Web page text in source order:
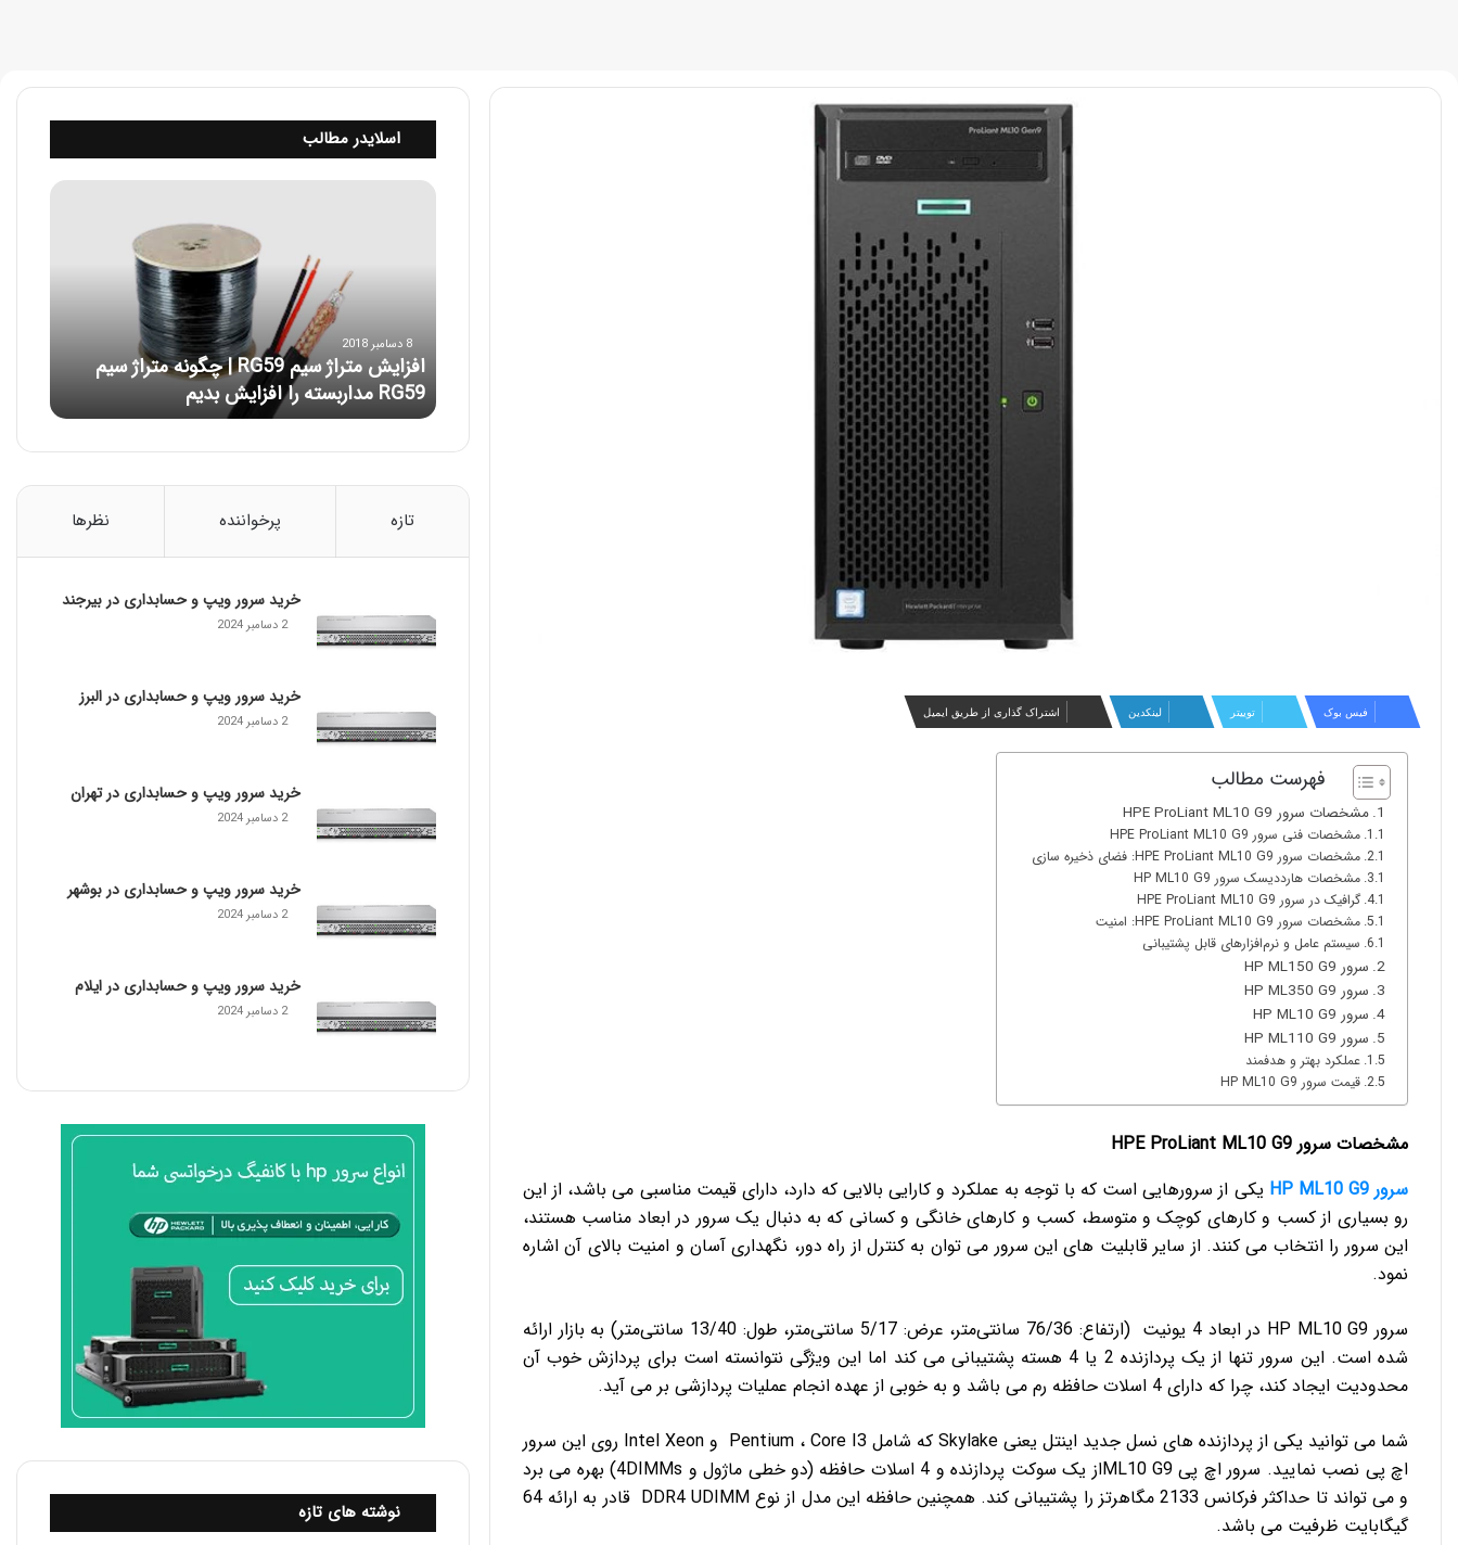
فیس بوک توییتر لینکدین اشتراک گذاری از طریق ایمیل
فهرست مطالب
مشخصات سرور HPE ProLiant ML10 G9
مشخصات فنی سرور HPE ProLiant ML10 G9
مشخصات سرور HPE ProLiant ML10 G9: فضای ذخیره سازی
مشخصات هارددیسک سرور HP ML10 G9
گرافیک در سرور HPE ProLiant ML10 G9
مشخصات سرور HPE ProLiant ML10 G9: امنیت
سیستم‌ عامل‌ و نرم‌افزارهای قابل پشتیبانی
سرور HP ML150 G9
سرور HP ML350 G9
سرور HP ML10 G9
سرور HP ML110 G9
عملکرد بهتر و هدفمند
قیمت سرور HP ML10 G9
مشخصات سرور HPE ProLiant ML10 G9
سرور HP ML10 G9
یکی از سرورهایی است که با توجه به عملکرد و کارایی بالایی که دارد، دارای قیمت مناسبی می باشد، از این
رو بسیاری از کسب و کارهای کوچک و متوسط، کسب و کارهای خانگی و کسانی که به دنبال یک سرور در ابعاد مناسب هستند،
این سرور را انتخاب می کنند. از سایر قابلیت های این سرور می توان به کنترل از راه دور، نگهداری آسان و امنیت بالای آن اشاره
نمود.
سرور HP ML10 G9 در ابعاد 4 یونیت (ارتفاع: 76/36 سانتی‌متر، عرض: 5/17 سانتی‌متر، طول: 13/40 سانتی‌متر) به بازار ارائه
شده است. این سرور تنها از یک پردازنده 2 یا 4 هسته پشتیبانی می کند اما این ویژگی نتوانسته است برای پردازش خوب آن
محدودیت ایجاد کند، چرا که دارای 4 اسلات حافظه رم می باشد و به خوبی از عهده انجام عملیات پردازشی بر می آید.
شما می توانید یکی از پردازنده های نسل جدید اینتل یعنی Skylake که شامل Pentium ، Core I3 و Intel Xeon روی این سرور
اچ پی نصب نمایید. سرور اچ پی ML10 G9از یک سوکت پردازنده و 4 اسلات حافظه (دو خطی ماژول و 4DIMMs) بهره می برد
و می تواند تا حداکثر فرکانس 2133 مگاهرتز را پشتیبانی کند. همچنین حافظه این مدل از نوع DDR4 UDIMM قادر به ارائه 64
گیگابایت ظرفیت می باشد.
اسلایدر مطالب
ا
ژ
م
5
چ
گ
ه
م
ا
ژ
R
G
م
د
س
8 دسامبر 2018
افزایش متراژ سیم RG59 | چگونه متراژ سیم
RG59 مداربسته را افزایش بدیم
تازه پرخواننده نظرها
خرید سرور ویپ و حسابداری در بیرجند
2 دسامبر 2024
خرید سرور ویپ و حسابداری در البرز
2 دسامبر 2024
خرید سرور ویپ و حسابداری در تهران
2 دسامبر 2024
خرید سرور ویپ و حسابداری در بوشهر
2 دسامبر 2024
خرید سرور ویپ و حسابداری در ایلام
2 دسامبر 2024
نوشته های تازه